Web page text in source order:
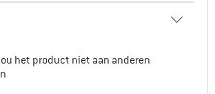
het product niet aan anderen